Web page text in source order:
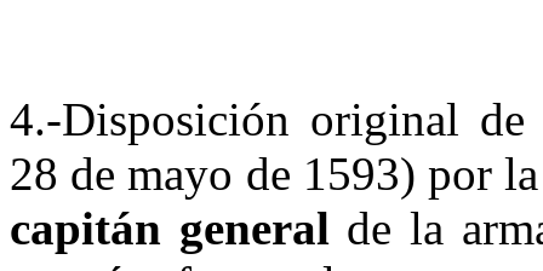
4.-Disposición original de
28 de mayo de 1593) por
capitán general de la